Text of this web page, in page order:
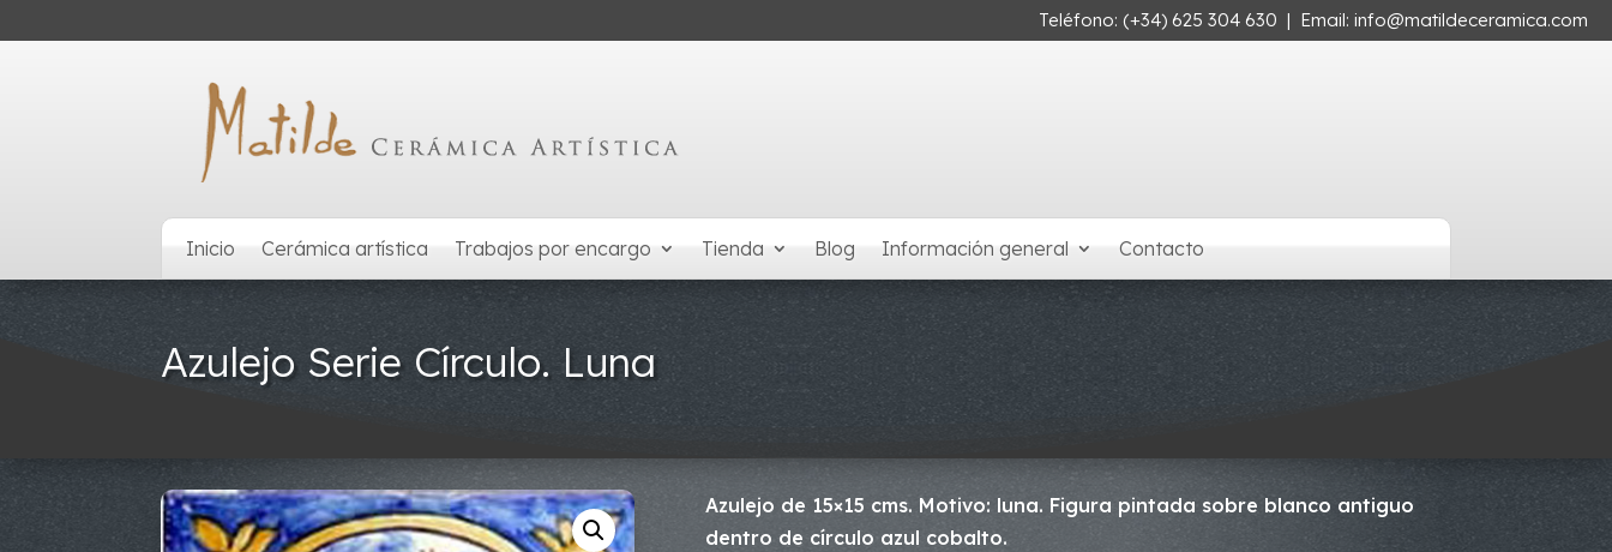
Teléfono: (+34) 625 304 630 | Email: info@matildeceramica.com
Inicio Cerámica artística Trabajos por encargo Tienda Blog Información general Contacto
Azulejo Serie Círculo. Luna
Azulejo de 15×15 cms. Motivo: luna. Figura pintada sobre blanco antiguo
dentro de círculo azul cobalto.